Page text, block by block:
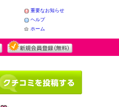
重要なお知らせ
ヘルプ
ホーム